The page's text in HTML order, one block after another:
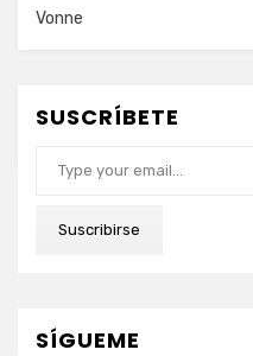
Vonne
SUSCRÍBETE
Suscribirse
SÍGUEME